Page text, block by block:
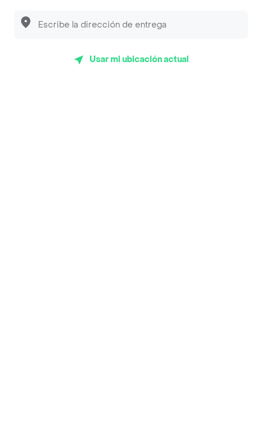
Desayunadero de la 42
Sopitas y Frijoladas Usar mi ubicación actual